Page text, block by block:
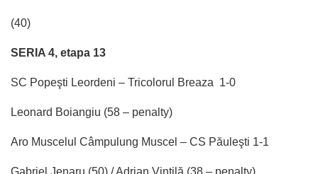
(40)
SERIA 4, etapa 13
SC Popeşti Leordeni – Tricolorul Breaza 1-0
Leonard Boiangiu (58 – penalty)
Aro Muscelul Câmpulung Muscel – CS Păuleşti 1-1
Gabriel Jenaru (50) / Adrian Vintilă (38 – penalty)